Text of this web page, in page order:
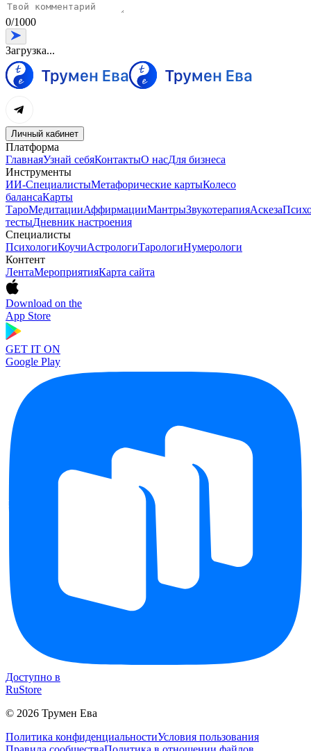
0/1000
Загрузка...
Личный кабинет
Платформа
ГлавнаяУзнай себяКонтактыО насДля бизнеса
Инструменты
ИИ-СпециалистыМетафорические картыКолесо
балансаКарты
ТароМедитацииАффирмацииМантрыЗвукотерапияАскеза
тестыДневник настроения
Специалисты
ПсихологиКоучиАстрологиТарологиНумерологи
Контент
ЛентаМероприятияКарта сайта
Download on the
App Store
GET IT ON
Google Play
Доступно в
RuStore
© 2026 Трумен Ева
Политика конфиденциальностиУсловия пользования